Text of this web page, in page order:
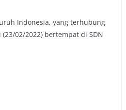
Indonesia, yang terhubung
02/2022) bertempat di SDN